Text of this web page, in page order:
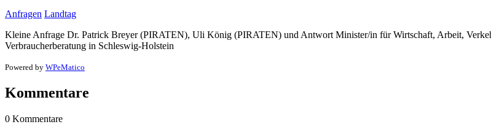
Anfragen Landtag
Kleine Anfrage Dr. Patrick Breyer (PIRATEN), Uli König (PIRATEN) und Antwort Minister/in für Wirtschaft, Arbeit,
Verbraucherberatung in Schleswig-Holstein
Powered by WPeMatico
Kommentare
0 Kommentare